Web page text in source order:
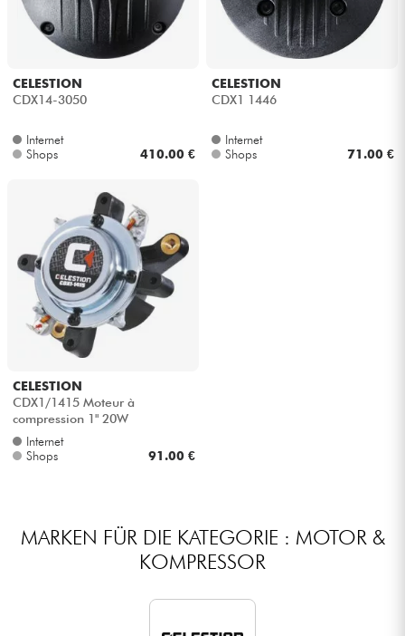
CELESTION
CDX14-3050
Internet
Shops
410.00 €
CELESTION
CDX1 1446
Internet
Shops
71.00 €
CELESTION
CDX1/1415 Moteur à
compression 1" 20W
Internet
Shops
91.00 €
MARKEN FÜR DIE KATEGORIE : MOTOR &
KOMPRESSOR